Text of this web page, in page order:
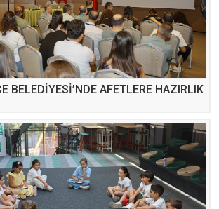
BELEDİYESİ’NDE AFETLERE HAZIRLIK